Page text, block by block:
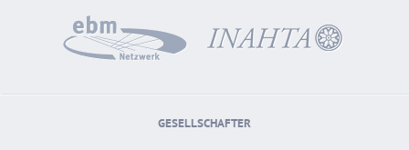
GESELLSCHAFTER